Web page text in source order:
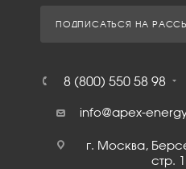
ПОДПИСАТЬСЯ НА
8 (800) 550 58 98
info@apex-
г. Москва,
стр.